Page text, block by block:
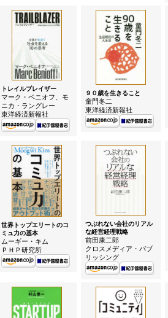
トレイルブレイザー
マーク・ベニオフ、モ
ニカ・ラングレー
東洋経済新報社
９０歳を生きること
童門冬二
東洋経済新報社
世界トップエリートのコ
ミュ力の基本
ムーギー・キム
ＰＨＰ研究所
つぶれない会社のリアル
な経営経理戦略
前田康二郎
クロスメディア・パブ
リッシング